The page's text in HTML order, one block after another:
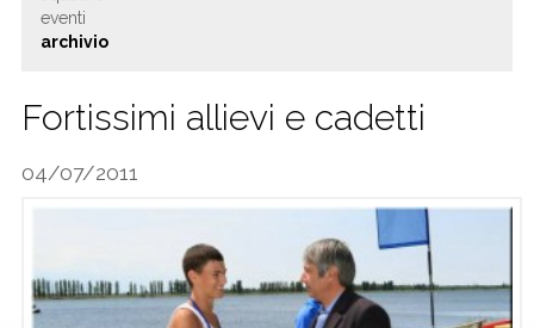
NUOTO
TENNIS
CALCIO
eventi
archivio
Fortissimi allievi e cadetti
04/07/2011